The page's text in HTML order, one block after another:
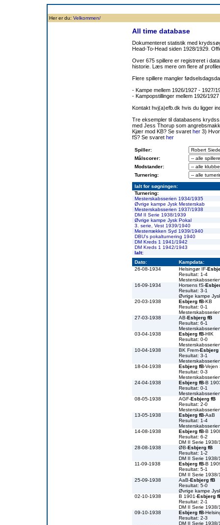
Her er du: Velkommen/
All time database
Dokumenteret statistik med
Head-To-Head siden 1928/1929.
Over 675 spillere er registreret i
historie. Læs mere om flere af
Flere spillere mangler
- Kampe mellem 1926/1927 - 1927/
- Kampopstillinger mellem 1926/
Kontakt hvj(a)efb.dk hvis du ligger
Tre eksempler til databasens
med Jess Thorup som
Kjær mod KB? Se svaret her 3)
fS? Se svaret her
Spiller:
Målscorer:
Modstander:
Turnering:
Ialt for søgningen:
Turnering:
Mesterskabsserien 1934/1935
Øvrige kampe Jysk Mesterskab
Mesterskabsserien 1937/1938
DM II Serie 1938/1939
Øvrige kampe Jysk Pokal
3. serie, Vest 1939/1940
Mesterrækken Syd 1939/1940
DBU's pokalturnering 1940
DM Kreds 1 1941/1942
DM Kreds 1 1942/1943
Ialt:
Dato:
Kampdata:
26-08-1934
Helsingør IF-
Resultat: 1-4
16-09-1934
Horsens fS-
Resultat: 3-1
Øvrige kampe
20-03-1938
Esbjerg fB-KB
Resultat: 0-1
27-03-1938
AB-Esbjerg fB
Resultat: 6-1
03-04-1938
Esbjerg fB-HIK
Resultat: 0-0
10-04-1938
BK Frem-Esbjerg
Resultat: 3-1
18-04-1938
Esbjerg fB-Vejen
Resultat: 0-3
24-04-1938
Esbjerg fB-B
Resultat: 0-1
08-05-1938
AGF-Esbjerg fB
Resultat: 2-0
13-05-1938
Esbjerg fB-AaB
Resultat: 1-4
14-08-1938
Esbjerg fB-B
Resultat: 6-2
DM II Serie 1938/
28-08-1938
ØB-Esbjerg fB
Resultat: 1-2
DM II Serie 1938/
11-09-1938
Esbjerg fB-B
Resultat: 5-1
DM II Serie 1938/
25-09-1938
AaB-Esbjerg fB
Resultat: 5-0
Øvrige kampe
02-10-1938
B 1901-Esbjerg
Resultat: 2-1
DM II Serie 1938/
09-10-1938
Esbjerg fB-
Resultat: 2-3
DM II Serie 1938/